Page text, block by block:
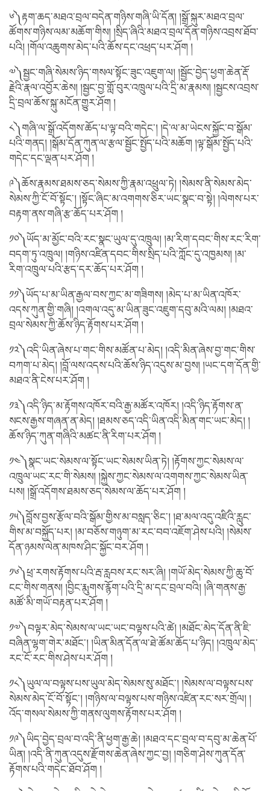
༦༽རྟག་ཆད་མཐའ་བྲལ་བདེན་གཉིས་གཞི་ཡི་དོན། །སྒྲོ་སྐུར་མཐའ་བྲལ་
ཚོགས་གཉིས་ལམ་མཆོག་གིས། །སྲིད་ཞིའི་མཐའ་བྲལ་དོན་གཉིས་འབྲས་ཐོབ་
པའི། །གོལ་འཆུགས་མེད་པའི་ཆོས་དང་འཕྲད་པར་ཤོག །
༧༽སྦྱང་གཞི་སེམས་ཉིད་གསལ་སྟོང་ཟུང་འཇུག་ལ། །སྦྱོང་བྱེད་ཕྱག་ཆེན་རྡོ་
རྗེའི་རྣལ་འབྱོར་ཆེས། །སྦྱང་བྱ་གློ་བུར་འཁྲུལ་པའི་དྲི་མ་རྣམས། །སྦྱངས་འབྲས་
དྲི་བྲལ་ཆོས་སྐུ་མངོན་གྱུར་ཤོག །
༨༽གཞི་ལ་སྒྲོ་འདོགས་ཆོད་པ་ལྟ་བའི་གདེང་། །དེ་ལ་མ་ཡེངས་སྐྱོང་བ་སྒོམ་
པའི་གནད། །སྒོམ་དོན་ཀུན་ལ་རྩལ་སྦྱོང་སྤྱོད་པའི་མཆོག །ལྟ་སྒོམ་སྤྱོད་པའི་
གདེང་དང་ལྡན་པར་ཤོག །
༩༽ཆོས་རྣམས་ཐམས་ཅད་སེམས་ཀྱི་རྣམ་འཕྲུལ་ཏེ། །སེམས་ནི་སེམས་མེད་
སེམས་ཀྱི་ངོ་བོ་སྟོང་། །སྟོང་ཞིང་མ་འགགས་ཅིར་ཡང་སྣང་བ་སྟེ། །ལེགས་པར་
བརྟག་ནས་གཞི་རྩ་ཆོད་པར་ཤོག །
༡༠༽ཡོད་མ་མྱོང་བའི་རང་སྣང་ཡུལ་དུ་འཁྲུལ། །མ་རིག་དབང་གིས་རང་རིག་
བདག་ཏུ་འཁྲུལ། །གཉིས་འཛིན་དབང་གིས་སྲིད་པའི་ཀློང་དུ་འཁྱམས། །མ་
རིག་འཁྲུལ་པའི་རྩད་དར་ཆོད་པར་ཤོག །
༡༡༽ཡོད་པ་མ་ཡིན་རྒྱལ་བས་ཀྱང་མ་གཟིགས། །མེད་པ་མ་ཡིན་འཁོར་
འདས་ཀུན་གྱི་གཞི། །འགལ་འདུ་མ་ཡིན་ཟུང་འཇུག་དབུ་མའི་ལམ། །མཐའ་
བྲལ་སེམས་ཀྱི་ཆོས་ཉིད་རྟོགས་པར་ཤོག །
༡༢༽འདི་ཡིན་ཞེས་པ་གང་གིས་མཚོན་པ་མེད། །འདི་མིན་ཞེས་བྱ་གང་གིས་
བཀག་པ་མེད། །བློ་ལས་འདས་པའི་ཆོས་ཉིད་འདུས་མ་བྱས། །ཡང་དག་དོན་གྱི་
མཐའ་ནི་ངེས་པར་ཤོག །
༡༣༽འདི་ཉིད་མ་རྟོགས་འཁོར་བའི་རྒྱ་མཚོར་འཁོར། །འདི་ཉིད་རྟོགས་ན་
སངས་རྒྱས་གཞན་ན་མེད། །ཐམས་ཅད་འདི་ཡིན་འདི་མིན་གང་ཡང་མེད། །
ཆོས་ཉིད་ཀུན་གཞིའི་མཚང་ནི་རིག་པར་ཤོག །
༡༤༽སྣང་ཡང་སེམས་ལ་སྟོང་ཡང་སེམས་ཡིན་ཏེ། །རྟོགས་ཀྱང་སེམས་ལ་
འཁྲུལ་ཡང་རང་གི་སེམས། །སྐྱེས་ཀྱང་སེམས་ལ་འགགས་ཀྱང་སེམས་ཡིན་
པས། །སྒྲོ་འདོགས་ཐམས་ཅད་སེམས་ལ་ཆོད་པར་ཤོག །
༡༥༽བློས་བྱས་རྩོལ་བའི་སྒོམ་གྱིས་མ་བསླད་ཅིང་། །ཐ་མལ་འདུ་འཛིའི་རླུང་
གིས་མ་བསྐྱོད་པར། །མ་བཅོས་གཉུག་མ་རང་བབ་འཇོག་ཤེས་པའི། །སེམས་
དོན་ཉམས་ལེན་མཁས་ཤིང་སྐྱོང་བར་ཤོག །
༡༦༽ཕྲ་རགས་རྟོགས་པའི་རྦ་རླབས་རང་སར་ཞི། །གཡོ་མེད་སེམས་ཀྱི་ཆུ་བོ་
ངང་གིས་གནས། །བྱིང་རྨུགས་རྙོག་པའི་དྲི་མ་དང་བྲལ་བའི། །ཞི་གནས་རྒྱ་
མཚོ་མི་གཡོ་བརྟན་པར་ཤོག །
༡༧༽བལྟར་མེད་སེམས་ལ་ཡང་ཡང་བལྟས་པའི་ཚེ། །མཐོང་མེད་དོན་ནི་ཇི་
བཞིན་ལྷག་གེར་མཐོང་། །ཡིན་མིན་དོན་ལ་ཐེ་ཚོམ་ཆོད་པ་ཉིད། །འཁྲུལ་མེད་
རང་ངོ་རང་གིས་ཤེས་པར་ཤོག །
༡༨༽ཡུལ་ལ་བལྟས་པས་ཡུལ་མེད་སེམས་སུ་མཐོང་། །སེམས་ལ་བལྟས་པས་
སེམས་མེད་ངོ་བོ་སྟོང་། །གཉིས་ལ་བལྟས་པས་གཉིས་འཛིན་རང་སར་གྲོལ། །
འོད་གསལ་སེམས་ཀྱི་གནས་ལུགས་རྟོགས་པར་ཤོག །
༡༩༽ཡིད་བྱེད་བྲལ་བ་འདི་ནི་ཕྱག་རྒྱ་ཆེ། །མཐའ་དང་བྲལ་བ་དབུ་མ་ཆེན་པོ་
ཡིན། །འདི་ནི་ཀུན་འདུས་རྫོགས་ཆེན་ཞེས་ཀྱང་བྱ། །གཅིག་ཤེས་ཀུན་དོན་
རྟོགས་པའི་གདེང་ཐོབ་ཤོག །